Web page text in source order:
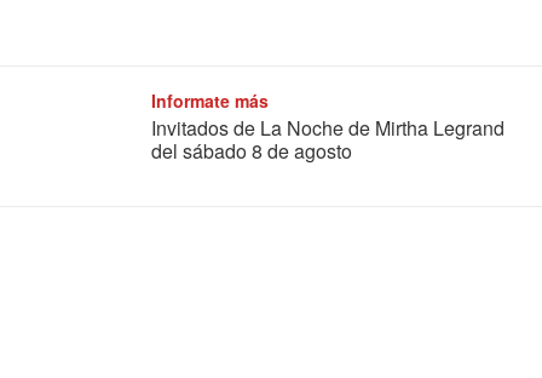
Informate más
Invitados de La Noche de Mirtha Legrand
del sábado 8 de agosto